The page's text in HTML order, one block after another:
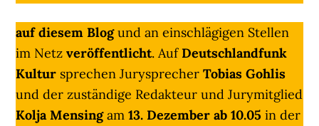
auf diesem Blogund an einschlägigen Stellen
im Netzveröffentlicht. AufDeutschlandfunk
Kultur sprechen JurysprecherTobias Gohlis
und der zuständige Redakteur und Jurymitglied
Kolja Mensingam13. Dezember ab 10.05in der